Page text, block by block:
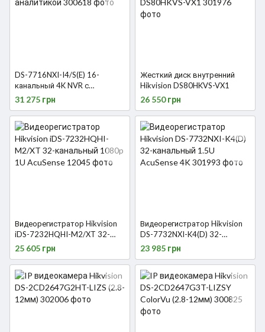
DS-7716NXI-I4/S(E) 16-
канальный 4K NVR с
аналитикой
31 275 грн
Жесткий диск внутренний
Hikvision DS80HKVS-VX1
26 550 грн
Видеорегистратор Hikvision
iDS-7232HQHI-M2/XT 32-
канальный 1080p 1U
AcuSense
25 605 грн
Видеорегистратор Hikvision
DS-7732NXI-K4(D) 32-
канальный 1.5U AcuSense 4K
23 985 грн